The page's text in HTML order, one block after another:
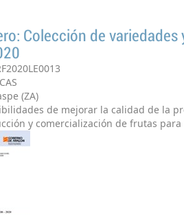
Colección de variedades
(ZA)
de mejorar la calidad de la
y comercialización de frutas